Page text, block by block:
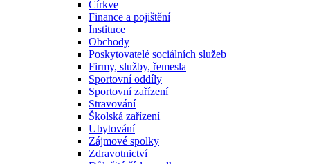
Církve
Finance a pojištění
Instituce
Obchody
Poskytovatelé sociálních služeb
Firmy, služby, řemesla
Sportovní oddíly
Sportovní zařízení
Stravování
Školská zařízení
Ubytování
Zájmové spolky
Zdravotnictví